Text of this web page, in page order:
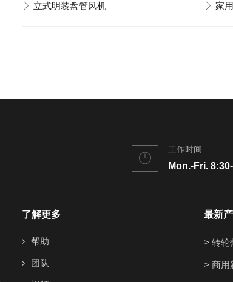
立式明装盘管风机
家
工作时间
Mon.-Fri.
了解更多
帮助
团队
最新
> 转轮
> 商用